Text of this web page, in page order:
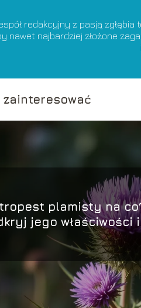
redakcyjny z pasją
nawet najbardziej złożone
zainteresować
plamisty na
jego właściwości i
zastosowanie